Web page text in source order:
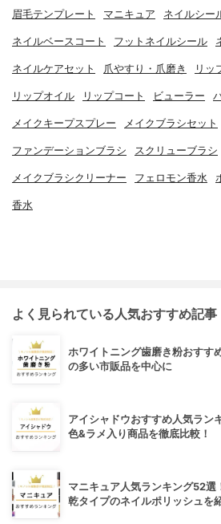
眉毛テンプレート マニキュア ネイルシー
ネイルベースコート フットネイルシール
ネイルケアセット 爪やすり・爪磨き リッ
リップオイル リップコート ビューラー
メイクキープスプレー メイクブラシセット
ファンデーションブラシ スクリューブラシ
メイクブラシクリーナー フェロモン香水
香水
よく見られている人気おすすめ記事
ホワイトニング歯磨き粉おすす
の多い市販品を中心に
アイシャドウおすすめ人気ラン
色&ラメ入り商品を徹底比較！
マニキュア人気ランキング52選
乾タイプのネイルポリッシュを